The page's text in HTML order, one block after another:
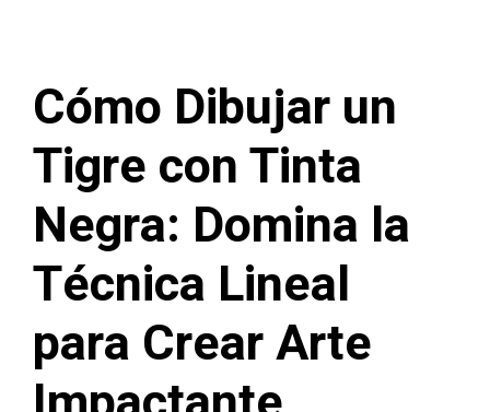
Cómo Dibujar un
Tigre con Tinta
Negra: Domina la
Técnica Lineal
para Crear Arte